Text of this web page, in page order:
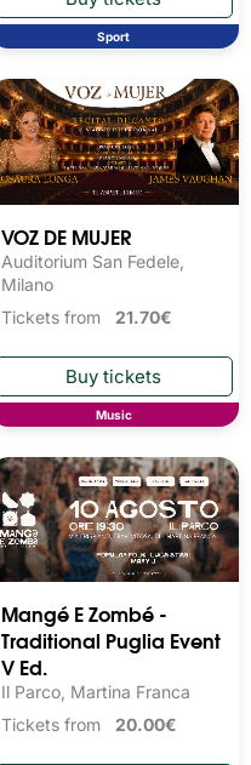
Sport
VOZ DE MUJER
Auditorium San Fedele,
Milano
Tickets from 21.70€
Music
Mangé E Zombé -
Traditional Puglia Event
V Ed.
Il Parco, Martina Franca
Tickets from 20.00€